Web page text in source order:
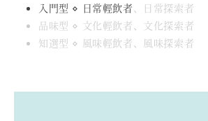
入門型 ⋄ 日常輕飲者、日常探索者
品味型 ⋄ 文化輕飲者、文化探索者
知選型 ⋄ 風味輕飲者、風味探索者